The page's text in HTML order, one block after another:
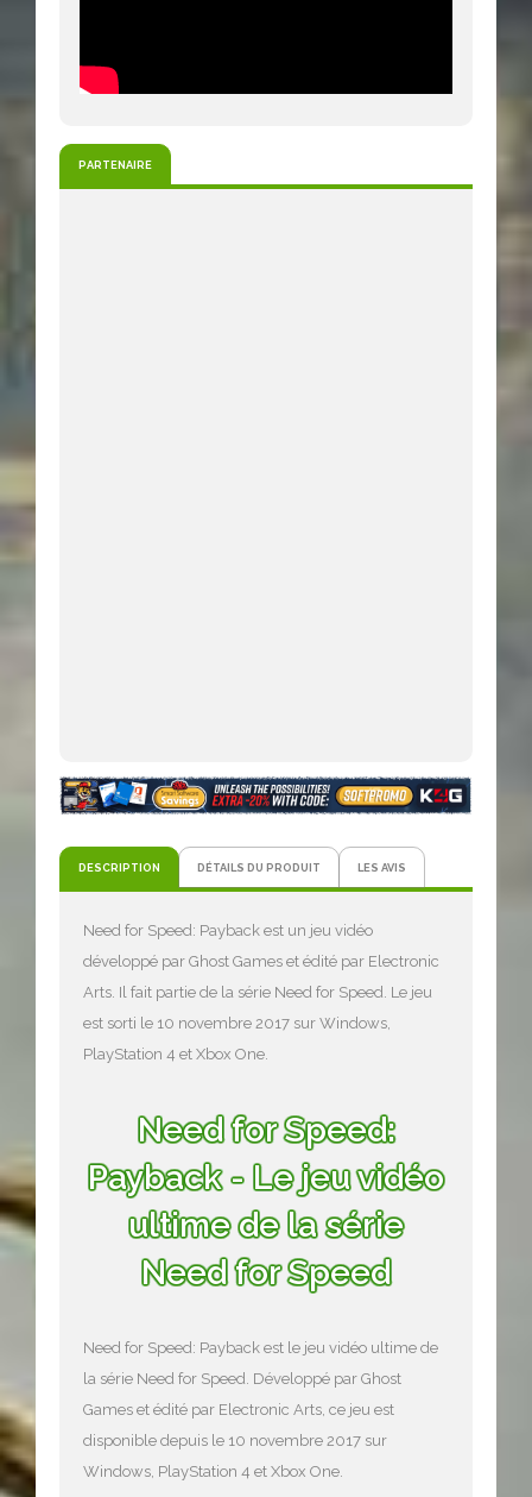
PARTENAIRE
DESCRIPTION DÉTAILS DU PRODUIT LES AVIS
Need for Speed: Payback est un jeu vidéo
développé par Ghost Games et édité par Electronic
Arts. Il fait partie de la série Need for Speed. Le jeu
est sorti le 10 novembre 2017 sur Windows,
PlayStation 4 et Xbox One.
Need for Speed:
Payback - Le jeu vidéo
ultime de la série
Need for Speed
Need for Speed: Payback est le jeu vidéo ultime de
la série Need for Speed. Développé par Ghost
Games et édité par Electronic Arts, ce jeu est
disponible depuis le 10 novembre 2017 sur
Windows, PlayStation 4 et Xbox One.